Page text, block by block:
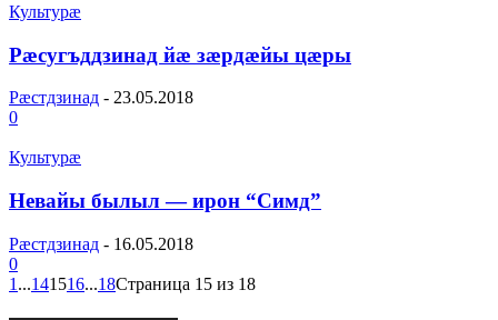
Культурæ
Рæсугъддзинад йæ зæрдæйы цæры
Рæстдзинад - 23.05.2018
0
Культурæ
Невайы былыл — ирон “Симд”
Рæстдзинад - 16.05.2018
0
1 ...141516...18Страница 15 из 18